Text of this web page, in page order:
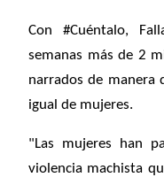
Con #Cuéntalo,
semanas más de 2
narrados de
igual de mujeres.
"Las mujeres han
violencia machista